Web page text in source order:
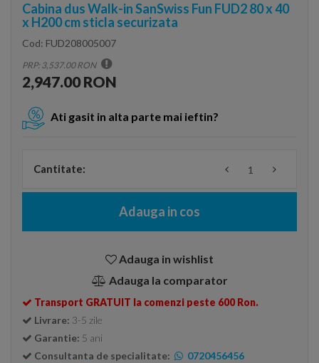
Cabina dus Walk-in SanSwiss Fun FUD2 80 x 40
x H200 cm sticla securizata
Cod: FUD208005007
PRP: 3,537.00 RON
2,947.00 RON
Ati gasit in alta parte mai ieftin?
Cantitate:
Adauga in cos
Adauga in wishlist
Adauga la comparator
Transport GRATUIT la comenzi peste 600 Ron.
Livrare: 3-5 zile
Garantie: 5 ani
Consultanta de specialitate:
0720456456